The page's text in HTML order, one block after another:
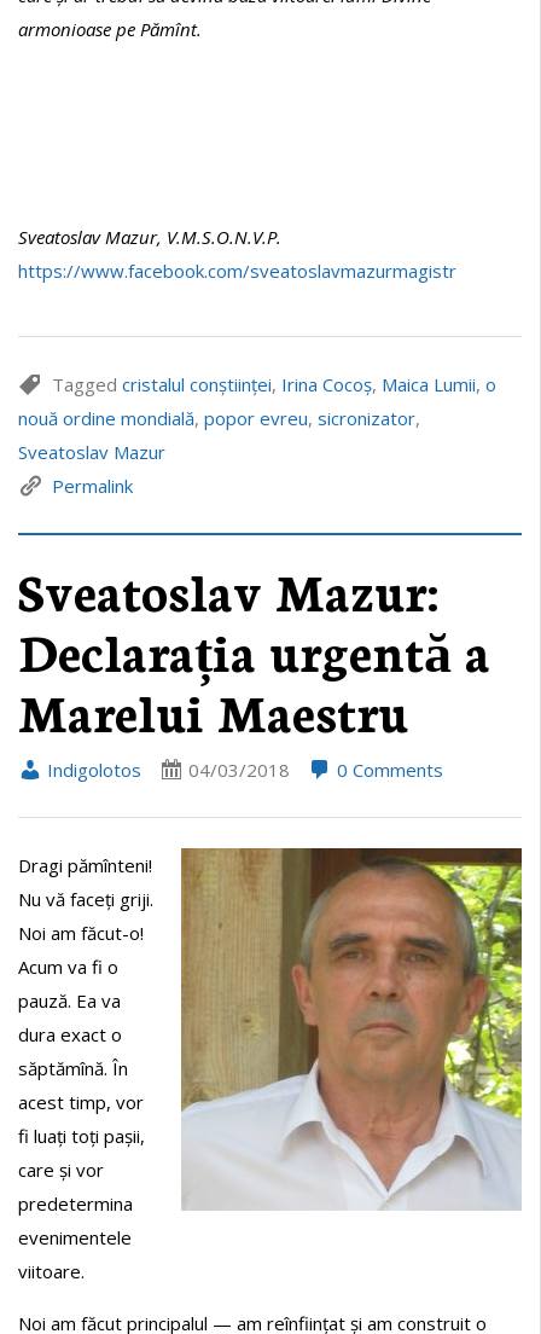
armonioase pe Pămînt.
Sveatoslav Mazur, V.M.S.O.N.V.P.
https://www.facebook.com/sveatoslavmazurmagistr
Tagged cristalul conștiinței, Irina Cocoș, Maica Lumii, o
nouă ordine mondială, popor evreu, sicronizator,
Sveatoslav Mazur
Permalink
Sveatoslav Mazur:
Declarația urgentă a
Marelui Maestru
Indigolotos 04/03/2018 0 Comments
Dragi pămînteni!
Nu vă faceți griji.
Noi am făcut-o!
Acum va fi o
pauză. Ea va
dura exact o
săptămînă. În
acest timp, vor
fi luați toți pașii,
care și vor
predetermina
evenimentele
viitoare.
Noi am făcut principalul — am reînființat și am construit o